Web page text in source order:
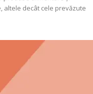
altele decât cele prevăzute